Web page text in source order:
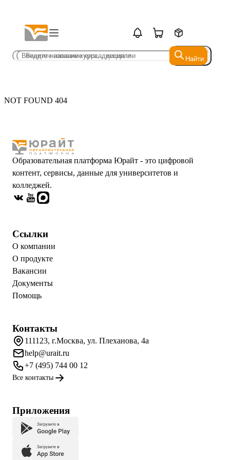
Найти
Найти
NOT FOUND 404
Образовательная платформа Юрайт - это цифровой
контент, сервисы, данные для университетов и
колледжей.
Ссылки
О компании
О продукте
Вакансии
Документы
Помощь
Контакты
111123, г.Москва, ул. Плеханова, 4а
help@urait.ru
+7 (495) 744 00 12
Все контакты
Приложения